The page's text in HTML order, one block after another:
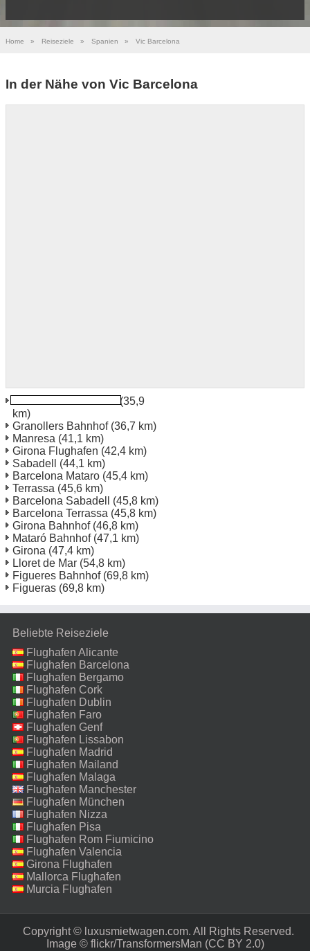
Home » Reiseziele » Spanien » Vic Barcelona
In der Nähe von Vic Barcelona
Barcelona Granollers(35,9
km)
Granollers Bahnhof(36,7 km)
Manresa (41,1 km)
Girona Flughafen (42,4 km)
Sabadell
(44,1 km)
Barcelona Mataro (45,4 km)
Terrassa (45,6 km)
Barcelona Sabadell
(45,8 km)
Barcelona Terrassa (45,8 km)
Girona Bahnhof(46,8 km)
Mataró Bahnhof(47,1 km)
Girona (47,4 km)
Lloret de Mar (54,8 km)
Figueres Bahnhof(69,8 km)
Figueras (69,8 km)
Beliebte Reiseziele
Flughafen Alicante
Flughafen Barcelona
Flughafen Bergamo
Flughafen Cork
Flughafen Dublin
Flughafen Faro
Flughafen Genf
Flughafen Lissabon
Flughafen Madrid
Flughafen Mailand
Malpensa
Flughafen Malaga
Flughafen Manchester
Flughafen München
Flughafen Nizza
Flughafen Pisa
Flughafen Rom Fiumicino
Flughafen Valencia
Girona Flughafen
Mallorca Flughafen
Murcia Flughafen
Copyright © luxusmietwagen.com. All Rights Reserved.‎
Image © flickr/TransformersMan (CC BY 2.0)‎